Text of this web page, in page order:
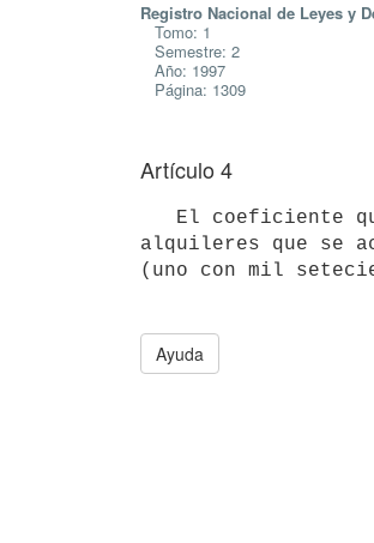
Registro Nacional de Leyes y
Tomo: 1
Semestre: 2
Año: 1997
Página: 1309
Artículo 4
alquileres que se
Ayuda